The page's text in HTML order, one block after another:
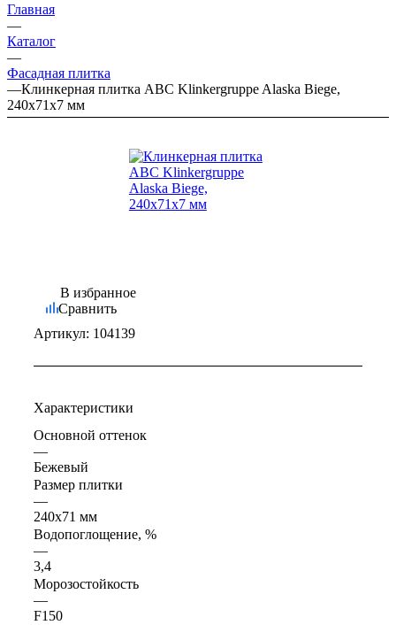
Главная
—
Каталог
—
Фасадная плитка
—Клинкерная плитка ABC Klinkergruppe Alaska Biege,
240х71х7 мм
В избранное
Сравнить
Артикул: 104139
Характеристики
Основной оттенок
—
Бежевый
Размер плитки
—
240x71 мм
Водопоглощение, %
—
3,4
Морозостойкость
—
F150